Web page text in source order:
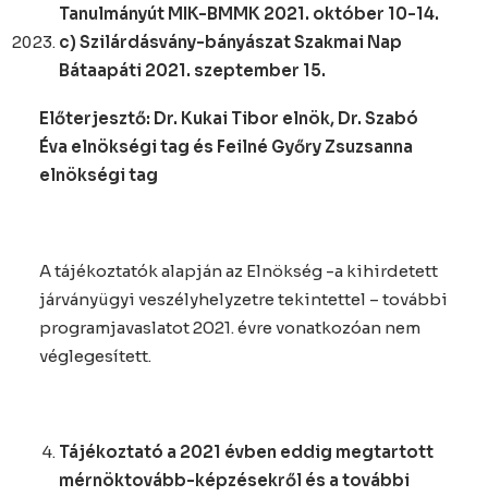
Tanulmányút MIK-BMMK 2021. október 10-14.
c) Szilárdásvány-bányászat Szakmai Nap
Bátaapáti 2021. szeptember 15.
Előterjesztő: Dr. Kukai Tibor elnök, Dr. Szabó
Éva elnökségi tag és Feilné Győry Zsuzsanna
elnökségi tag
A tájékoztatók alapján az Elnökség -a kihirdetett
járványügyi veszélyhelyzetre tekintettel – további
programjavaslatot 2021. évre vonatkozóan nem
véglegesített.
Tájékoztató a 2021 évben eddig megtartott
mérnöktovább-képzésekről és a további